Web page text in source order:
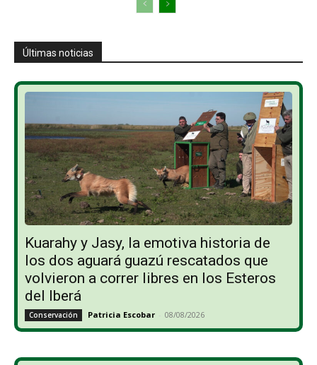
Últimas noticias
Kuarahy y Jasy, la emotiva historia de
los dos aguará guazú rescatados que
volvieron a correr libres en los Esteros
del Iberá
Conservación Patricia Escobar - 08/08/2026